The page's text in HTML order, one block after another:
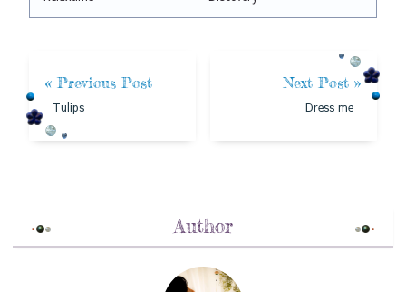
« Previous Post
Tulips
Next Post »
Dress me
Author